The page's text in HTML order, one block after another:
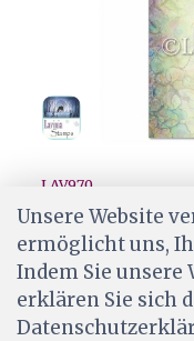
LAV970
Lavinia Stamps -
CHF 6.70
Ab Lager
Unsere Website
ermöglicht uns,
Indem Sie unsere
erklären Sie sich